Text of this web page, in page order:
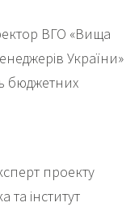
ВГО «Вища
України»
бюджетних
проекту
та інститут